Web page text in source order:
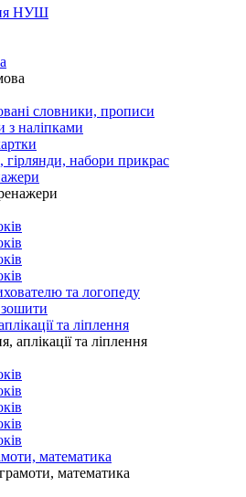
НУШ
словники, прописи
наліпками
гірлянди, набори прикрас
та логопеду
та ліплення
аплікації та ліплення
математика
математика